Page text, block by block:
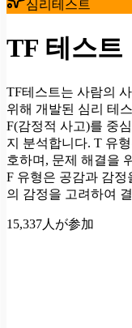
심리테스트
TF 테스트
TF테스트는 사람의
위해 개발된 심리 테
F(감정적 사고)를 중
지 분석합니다. T 유
호하며, 문제 해결을
F 유형은 공감과 감정
의 감정을 고려하여
15,337人が参加